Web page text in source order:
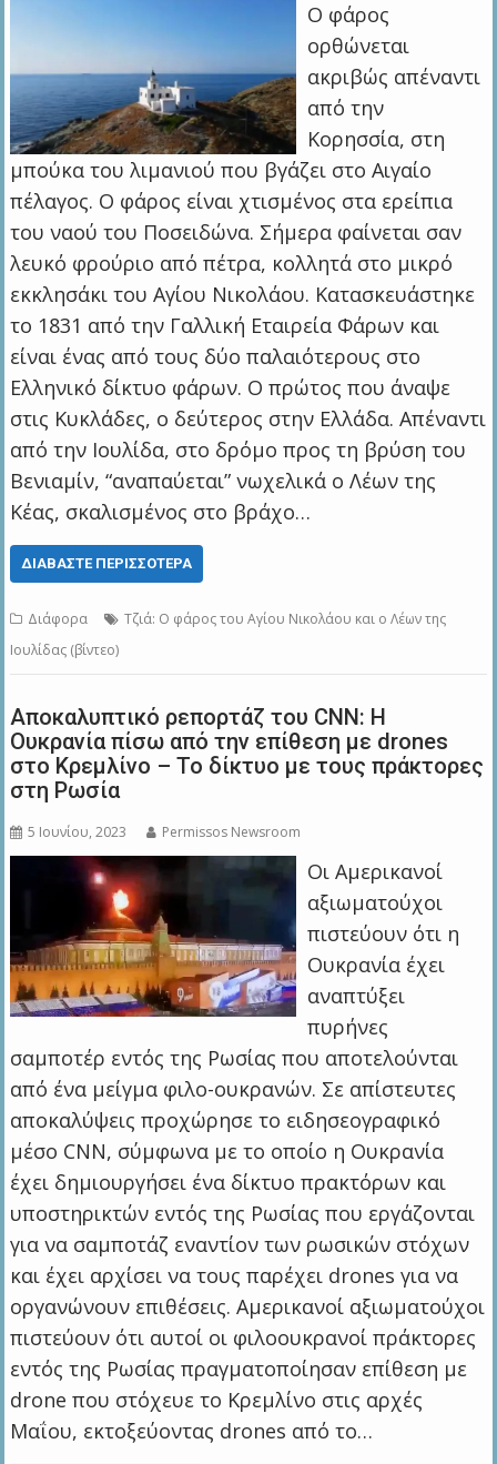
Ο φάρος
ορθώνεται
ακριβώς απέναντι
από την
Κορησσία, στη
μπούκα του λιμανιού που βγάζει στο Αιγαίο
πέλαγος. Ο φάρος είναι χτισμένος στα ερείπια
του ναού του Ποσειδώνα. Σήμερα φαίνεται σαν
λευκό φρούριο από πέτρα, κολλητά στο μικρό
εκκλησάκι του Αγίου Νικολάου. Κατασκευάστηκε
το 1831 από την Γαλλική Εταιρεία Φάρων και
είναι ένας από τους δύο παλαιότερους στο
Ελληνικό δίκτυο φάρων. Ο πρώτος που άναψε
στις Κυκλάδες, ο δεύτερος στην Ελλάδα. Απέναντι
από την Ιουλίδα, στο δρόμο προς τη βρύση του
Βενιαμίν, “αναπαύεται” νωχελικά ο Λέων της
Κέας, σκαλισμένος στο βράχο…
ΔΙΑΒΆΣΤΕ ΠΕΡΙΣΣΌΤΕΡΑ
Διάφορα
Τζιά: Ο φάρος του Αγίου Νικολάου και ο Λέων της
Ιουλίδας (βίντεο)
Αποκαλυπτικό ρεπορτάζ του CNN: Η
Ουκρανία πίσω από την επίθεση με drones
στο Κρεμλίνο – Το δίκτυο με τους πράκτορες
στη Ρωσία
5 Ιουνίου, 2023 Permissos Newsroom
Οι Αμερικανοί
αξιωματούχοι
πιστεύουν ότι η
Ουκρανία έχει
αναπτύξει
πυρήνες
σαμποτέρ εντός της Ρωσίας που αποτελούνται
από ένα μείγμα φιλο-ουκρανών. Σε απίστευτες
αποκαλύψεις προχώρησε το ειδησεογραφικό
μέσο CNN, σύμφωνα με το οποίο η Ουκρανία
έχει δημιουργήσει ένα δίκτυο πρακτόρων και
υποστηρικτών εντός της Ρωσίας που εργάζονται
για να σαμποτάζ εναντίον των ρωσικών στόχων
και έχει αρχίσει να τους παρέχει drones για να
οργανώνουν επιθέσεις. Αμερικανοί αξιωματούχοι
πιστεύουν ότι αυτοί οι φιλοουκρανοί πράκτορες
εντός της Ρωσίας πραγματοποίησαν επίθεση με
drone που στόχευε το Κρεμλίνο στις αρχές
Μαΐου, εκτοξεύοντας drones από το…